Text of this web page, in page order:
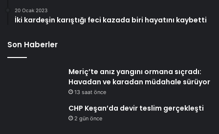
20 Ocak 2023
İki kardeşin karıştığı feci kazada biri hayatını kaybetti
Son Haberler
Meriç’te anız yangını ormana sıçradı:
Havadan ve karadan müdahale sürüyor
13 saat önce
CHP Keşan’da devir teslim gerçekleşti
2 gün önce